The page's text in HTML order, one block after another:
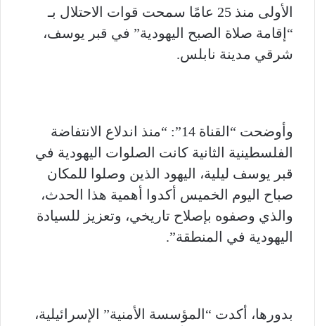
الأولى منذ 25 عامًا سمحت قوات الاحتلال بـ
“إقامة صلاة الصبح اليهودية” في قبر يوسف،
شرقي مدينة نابلس.
وأوضحت “القناة 14”: “منذ اندلاع الانتفاضة
الفلسطينية الثانية كانت الصلوات اليهودية في
قبر يوسف ليلية، اليهود الذين وصلوا للمكان
صباح اليوم الخميس أكدوا أهمية هذا الحدث،
والذي وصفوه بإصلاح تاريخي، وتعزيز للسيادة
اليهودية في المنطقة”.
بدورها، أكدت “المؤسسة الأمنية” الإسرائيلية،